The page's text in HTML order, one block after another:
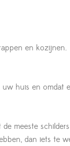
en kozijnen.
huis en omdat
meeste schilders
dan iets te